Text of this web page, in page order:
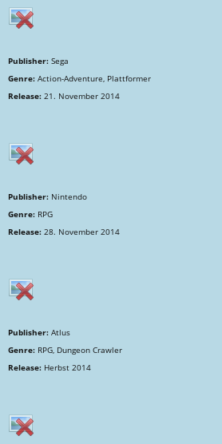
Publisher: Sega
Genre: Action-Adventure, Plattformer
Release: 21. November 2014
Publisher: Nintendo
Genre: RPG
Release: 28. November 2014
Publisher: Atlus
Genre: RPG, Dungeon Crawler
Release: Herbst 2014